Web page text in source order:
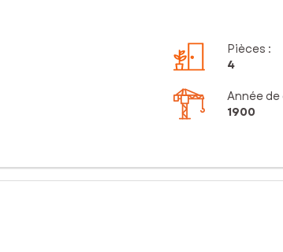
Pièces :
4
Année
1900